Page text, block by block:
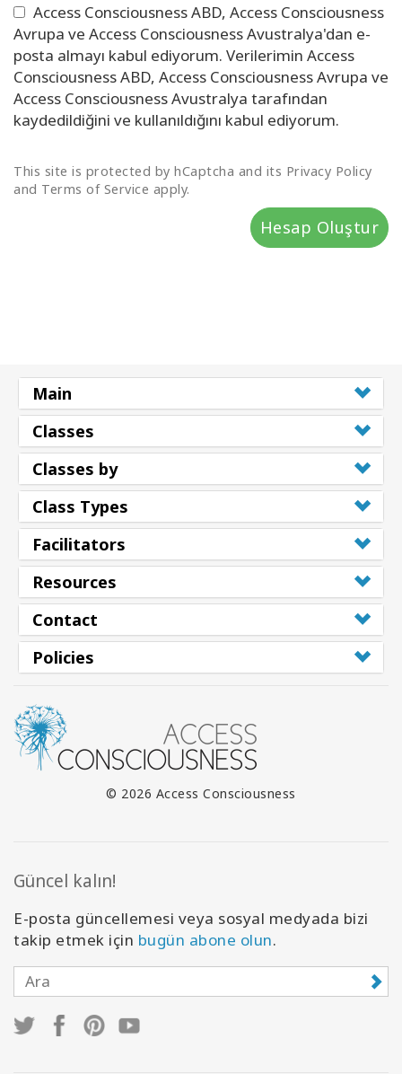
Access Consciousness ABD, Access Consciousness
Avrupa ve Access Consciousness Avustralya'dan e-
posta almayı kabul ediyorum. Verilerimin Access
Consciousness ABD, Access Consciousness Avrupa ve
Access Consciousness Avustralya tarafından
kaydedildiğini ve kullanıldığını kabul ediyorum.
This site is protected by hCaptcha and its Privacy Policy
and Terms of Service apply.
Hesap Oluştur
Main
Classes
Classes by
Class Types
Facilitators
Resources
Contact
Policies
© 2026 Access Consciousness
Güncel kalın!
E-posta güncellemesi veya sosyal medyada bizi
takip etmek için bugün abone olun.